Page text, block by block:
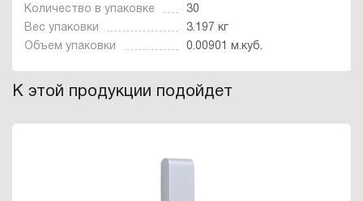
Количество в упаковке
30
Вес упаковки
3.197 кг
Объем упаковки
0.00901 м.куб.
К этой продукции подойдет